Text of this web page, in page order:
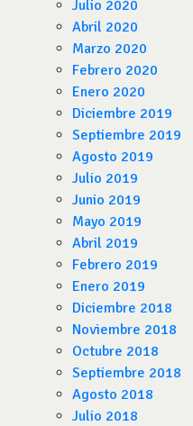
Julio 2020
Abril 2020
Marzo 2020
Febrero 2020
Enero 2020
Diciembre 2019
Septiembre 2019
Agosto 2019
Julio 2019
Junio 2019
Mayo 2019
Abril 2019
Febrero 2019
Enero 2019
Diciembre 2018
Noviembre 2018
Octubre 2018
Septiembre 2018
Agosto 2018
Julio 2018